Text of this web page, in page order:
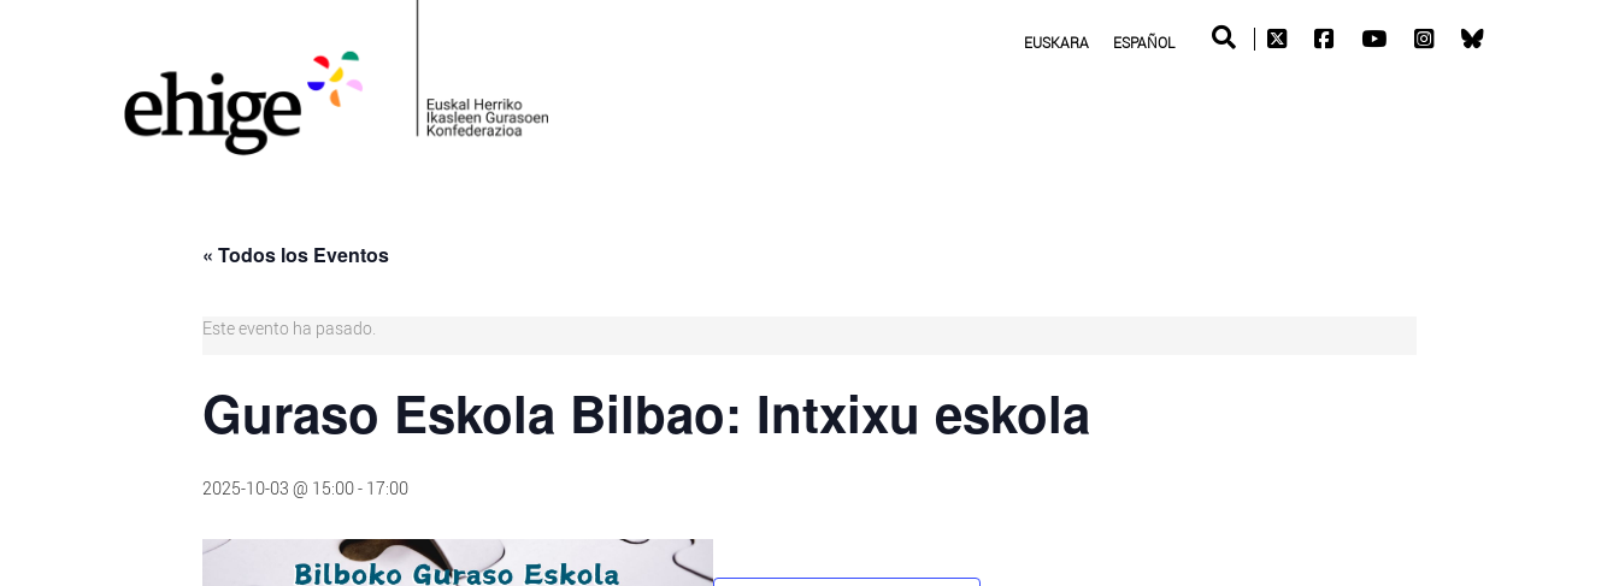
EUSKARA ESPAÑOL
« Todos los Eventos
Este evento ha pasado.
Guraso Eskola Bilbao: Intxixu eskola
2025-10-03 @ 15:00- 17:00